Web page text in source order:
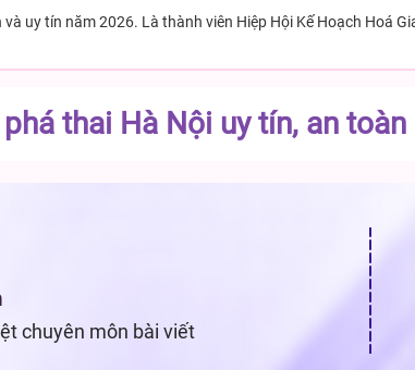
uy tín năm 2026. Là thành viên Hiệp Hội Kế Hoạch Hoá
thai Hà Nội uy tín, an toàn
chuyên môn bài viết